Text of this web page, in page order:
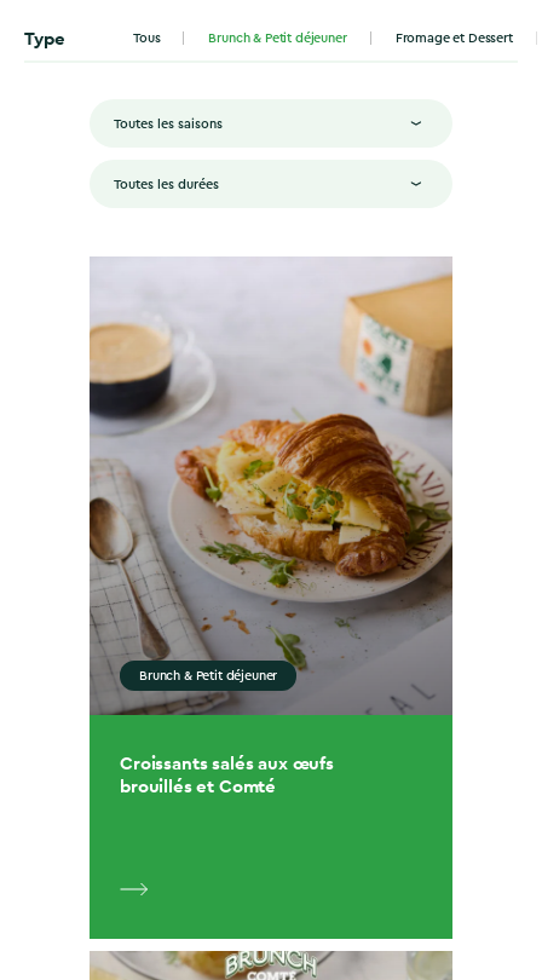
Type Tous Brunch & Petit déjeuner Fromage et Dessert
Toutes les saisons
Toutes les durées
Brunch & Petit déjeuner
Croissants salés aux œufs
brouillés et Comté